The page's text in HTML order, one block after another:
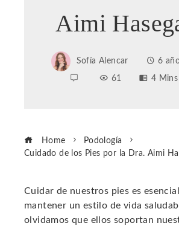
Aimi
Sofía Alencar
6
61
4 Mins
Home
Podología
Cuidado de los Pies por la Dra. Aimi
Cuidar de nuestros pies es
mantener un estilo de vida
olvidamos que ellos soportan